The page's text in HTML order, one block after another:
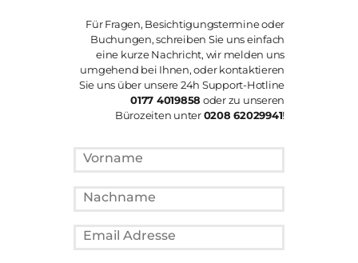
Für Fragen, Besichtigungstermine oder
Buchungen, schreiben Sie uns einfach
eine kurze Nachricht, wir melden uns
umgehend bei Ihnen, oder kontaktieren
Sie uns über unsere 24h Support-Hotline
0177 4019858 oder zu unseren
Bürozeiten unter0208 62029941!